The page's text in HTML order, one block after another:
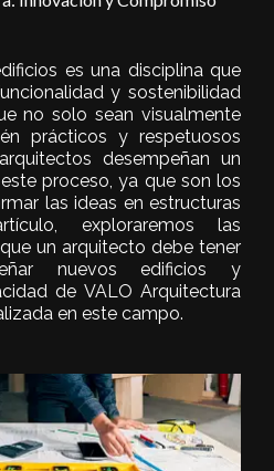
es una disciplina que
y sostenibilidad
no solo sean visualmente
prácticos y respetuosos
desempeñan un
proceso, ya que son los
las ideas en estructuras
exploraremos las
un arquitecto debe tener
nuevos edificios y
de VALO Arquitectura
en este campo.